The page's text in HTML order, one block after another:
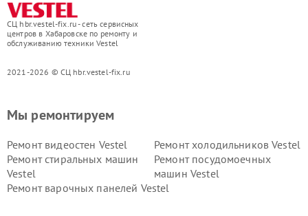
СЦ hbr.vestel-fix.ru - сеть сервисных
центров в Хабаровске по ремонту и
обслуживанию техники Vestel
2021-2026 © СЦ hbr.vestel-fix.ru
Мы ремонтируем
Ремонт видеостен Vestel
Ремонт холодильников Vestel
Ремонт стиральных машин
Vestel
Ремонт посудомоечных
машин Vestel
Ремонт варочных панелей Vestel